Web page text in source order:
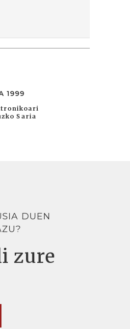
1999
Saria
DUEN
zure